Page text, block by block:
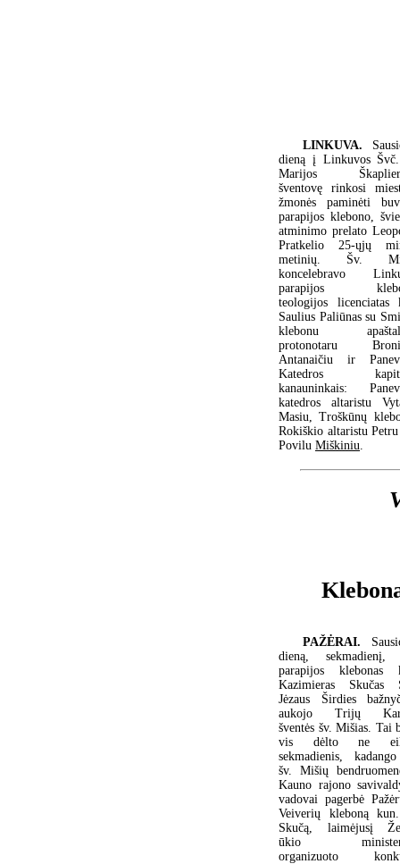
LINKUVA.
dieną į Linkuvos
Marijos
šventovę rinkosi
žmonės paminėti
parapijos klebono,
atminimo prelato
Pratkelio 25-ųjų
metinių. Šv.
koncelebravo
parapijos
teologijos licenciatas
Saulius Paliūnas su
klebonu
protonotaru
Antanaičiu ir
Katedros
kanauninkais:
katedros altaristu
Masiu, Troškūnų
Rokiškio altaristu
Povilu Miškiniu
PAŽĖRAI.
dieną, sekmadienį,
parapijos klebonas
Kazimieras Skučas
Jėzaus Širdies
aukojo Trijų
šventės šv. Mišias. Tai
vis dėlto ne
sekmadienis,
šv. Mišių
Kauno rajono
vadovai pagerbė
Veiverių kleboną
Skučą, laimėjusį
ūkio
organizuoto